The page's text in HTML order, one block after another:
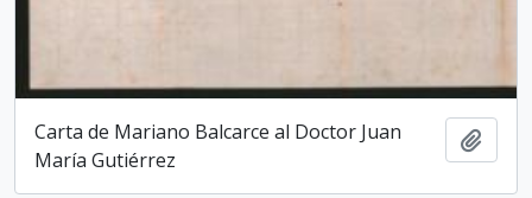
Carta de Mariano Balcarce al Doctor Juan
María Gutiérrez